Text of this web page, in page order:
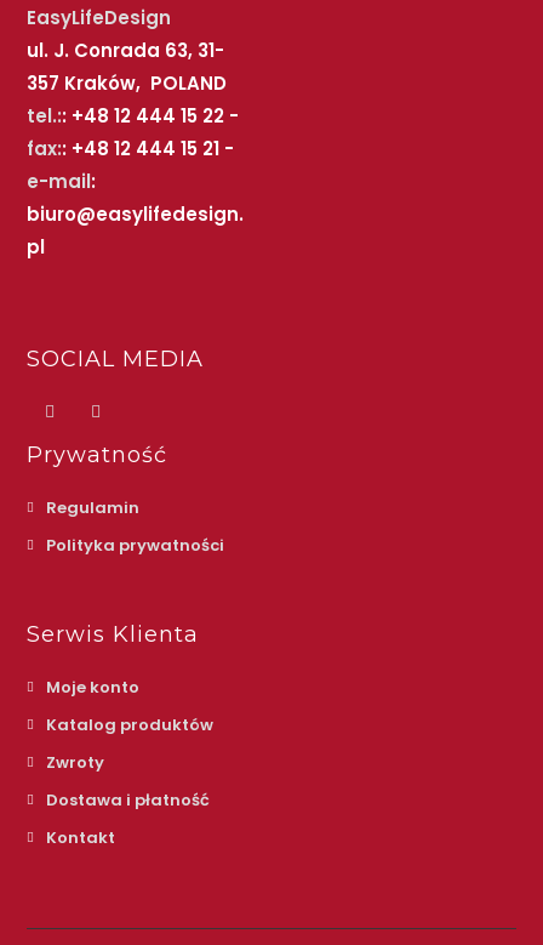
EasyLifeDesign
ul. J. Conrada 63, 31-
357 Kraków, POLAND
tel.:: +48 12 444 15 22 -
fax:: +48 12 444 15 21 -
e-mail:
biuro@easylifedesign.
pl
SOCIAL MEDIA
Prywatność
Regulamin
Polityka prywatności
Serwis Klienta
Moje konto
Katalog produktów
Zwroty
Dostawa i płatność
Kontakt